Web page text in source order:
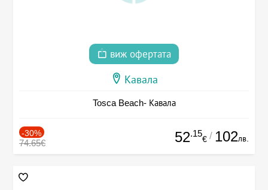
виж офертата
Кавала
Tosca Beach- Кавала
-30%
74.65€ 52.15
€ / 102лв.